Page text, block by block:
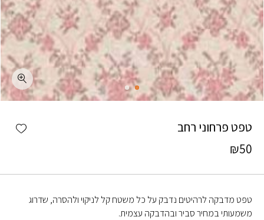
טפט פרחוני רחב
₪50
טפט מדבקה לרהיטים נדבק על כל משטח קל לניקוי ולהסרה, שדרוג
משמעותי במחיר סביר ובהדבקה עצמית.